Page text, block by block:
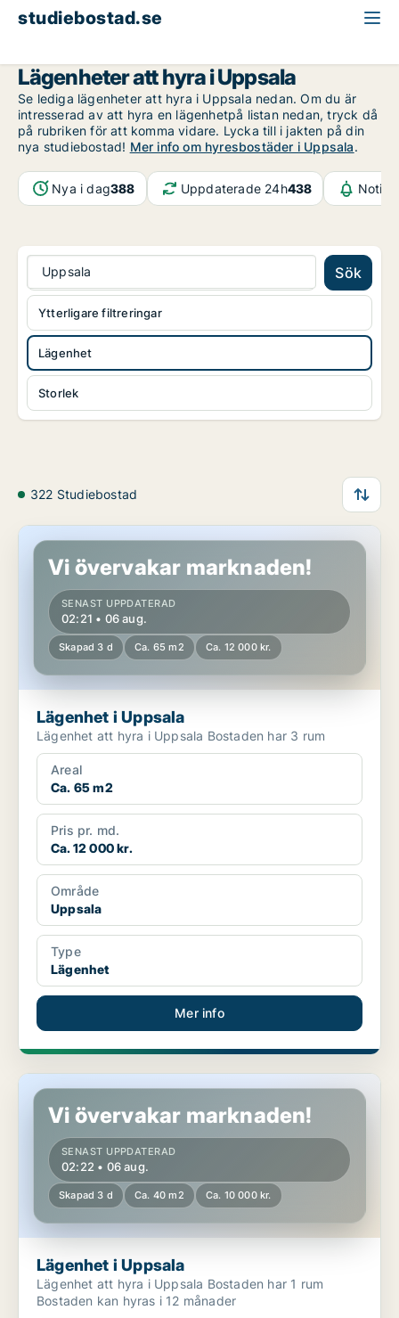
studiebostad.se
Lägenheter att hyra i Uppsala
Se lediga lägenheter att hyra i Uppsala nedan. Om du är
intresserad av att hyra en lägenhetpå listan nedan, tryck då
på rubriken för att komma vidare. Lycka till i jakten på din
nya studiebostad! Mer info om hyresbostäder i Uppsala.
Nya i dag388 Uppdaterade 24h438
Uppsala Sök
Lägenhet
Storlek
Ytterligare filtreringar
322 Studiebostad
Lägenhet i Uppsala
Vi övervakar marknaden!
SENAST UPPDATERAD
02:21 • 06 aug.
Skapad 3 d Ca. 65 m2 Ca. 12 000 kr.
Lägenhet i Uppsala
Lägenhet att hyra i Uppsala Bostaden har 3 rum
Areal
Ca. 65 m2
Pris pr. md.
Ca. 12 000 kr.
Område
Uppsala
Type
Lägenhet
Mer info
Lägenhet i Uppsala
Vi övervakar marknaden!
SENAST UPPDATERAD
02:22 • 06 aug.
Skapad 3 d Ca. 40 m2 Ca. 10 000 kr.
Lägenhet i Uppsala
Lägenhet att hyra i Uppsala Bostaden har 1 rum
Bostaden kan hyras i 12 månader